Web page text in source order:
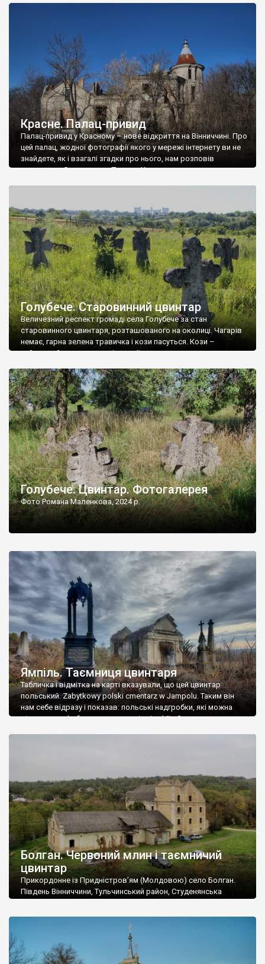
Красне. Палац-привид
Палац-привид у Красному – нове відкриття на Вінниччині. Про
цей палац, жодної фотографії якого у мережі інтернету ви не
знайдете, як і взагалі згадки про нього, нам розповів
мешканець Самгородка. Палац у Красному вразив не лише
Голубече. Старовинний цвинтар
Величезний респект громаді села Голубече за стан
старовинного цвинтаря, розташованого на околиці. Чагарів
немає, гарна зелена травичка і кози пасуться. Кози –
найкращий регулятор шкідливої, для старих кладовищ,
бруньками, кози ті бруньки обгризають, бо то улюблений
делікатес. На цвинтарі у Голубечому ціла колекція
різноманітних форм хрестів. Село відносно невелике, […]
Голубече. Цвинтар. Фотогалерея
Фото Романа Маленкова, 2024 р.
Ямпіль. Таємниця цвинтаря
Табличка і відмітка на карті вказували, що цей цвинтар
польський. Zabytkowy polski cmentarz w Jampolu. Таким він
нам себе відразу і показав: польські надгробки, які можна
віднести до фабричних, польські епітафії… Загалом цвинтар
Болган. Червоний млин і таємничий
цвинтар
Прикордонне із Придністров’ям (Молдовою) село Болган.
Південь Вінниччини, Тульчинський район, Студенянська
старовинний цвинтар із кам’яними хрестами. Всі епітафії, які
збереглися, написані кирилицею, церковнослов’янською
мовою. За всіма традиційними ознаками – цвинтар
український. Хрести датуються 19 століттям. У 1924-1940